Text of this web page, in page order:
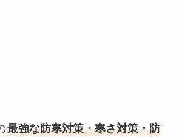
最強な防寒対策・寒さ対策・防